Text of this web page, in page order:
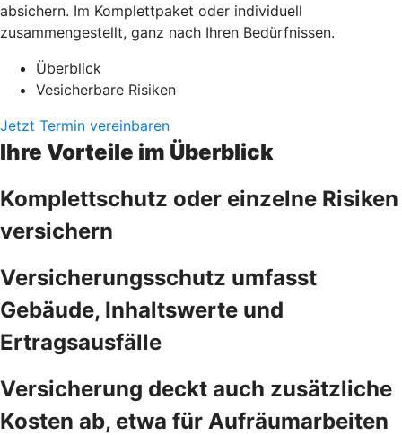
absichern. Im Komplettpaket oder individuell
zusammengestellt, ganz nach Ihren Bedürfnissen.
Überblick
Vesicherbare Risiken
Jetzt Termin vereinbaren
Ihre Vorteile im Überblick
Komplettschutz oder einzelne Risiken
versichern
Versicherungsschutz umfasst
Gebäude, Inhaltswerte und
Ertragsausfälle
Versicherung deckt auch zusätzliche
Kosten ab, etwa für Aufräumarbeiten